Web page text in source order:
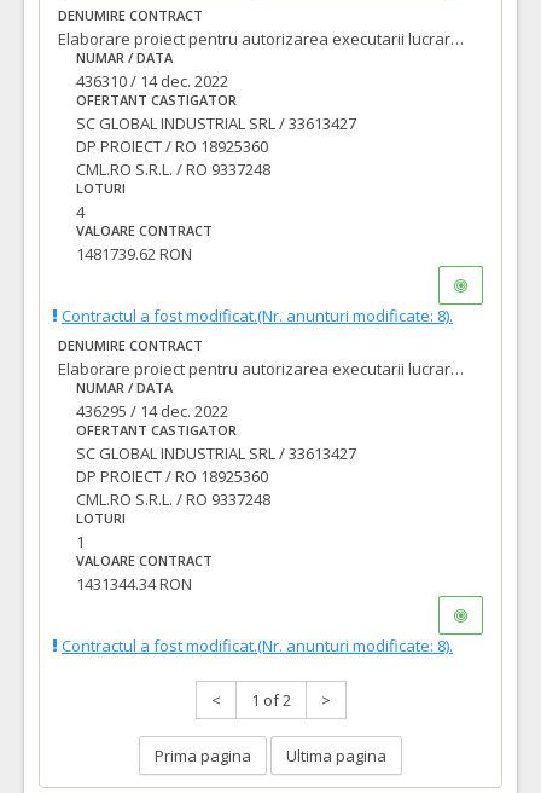
DENUMIRE CONTRACT
Elaborare proiect pentru autorizarea executarii lucrarilor (PAC/DTAC), proiect tehnic pentru executia lucrarilor (PT), asistenta tehnica din partea proiectantului pe perioada executarii lucrarilor si executie lucrari pentru obiectivul de investitii: LOT 4: Modernizare strada STELIAN VASILESCU
NUMAR / DATA
436310 / 14 dec. 2022
OFERTANT CASTIGATOR
SC GLOBAL INDUSTRIAL SRL / 33613427
DP PROIECT / RO 18925360
CML.RO S.R.L. / RO 9337248
LOTURI
4
VALOARE CONTRACT
1481739.62 RON
Contractul a fost modificat.(Nr. anunturi modificate: 8).
DENUMIRE CONTRACT
Elaborare proiect pentru autorizarea executarii lucrarilor (PAC/DTAC), proiect tehnic pentru executia lucrarilor (PT), asistenta tehnica din partea proiectantului pe perioada executarii lucrarilor si executie lucrari pentru obiectivul de investitii: LOT 1: Modernizare strada DUMITRU CHIRILA
NUMAR / DATA
436295 / 14 dec. 2022
OFERTANT CASTIGATOR
SC GLOBAL INDUSTRIAL SRL / 33613427
DP PROIECT / RO 18925360
CML.RO S.R.L. / RO 9337248
LOTURI
1
VALOARE CONTRACT
1431344.34 RON
Contractul a fost modificat.(Nr. anunturi modificate: 8).
< 1 of 2 >
Prima pagina Ultima pagina